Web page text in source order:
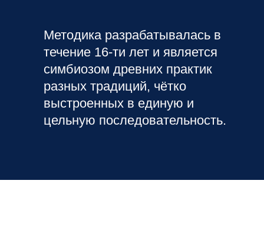
Методика разрабатывалась в
течение 16-ти лет и является
симбиозом древних практик
разных традиций, чётко
выстроенных в единую и
цельную последовательность.